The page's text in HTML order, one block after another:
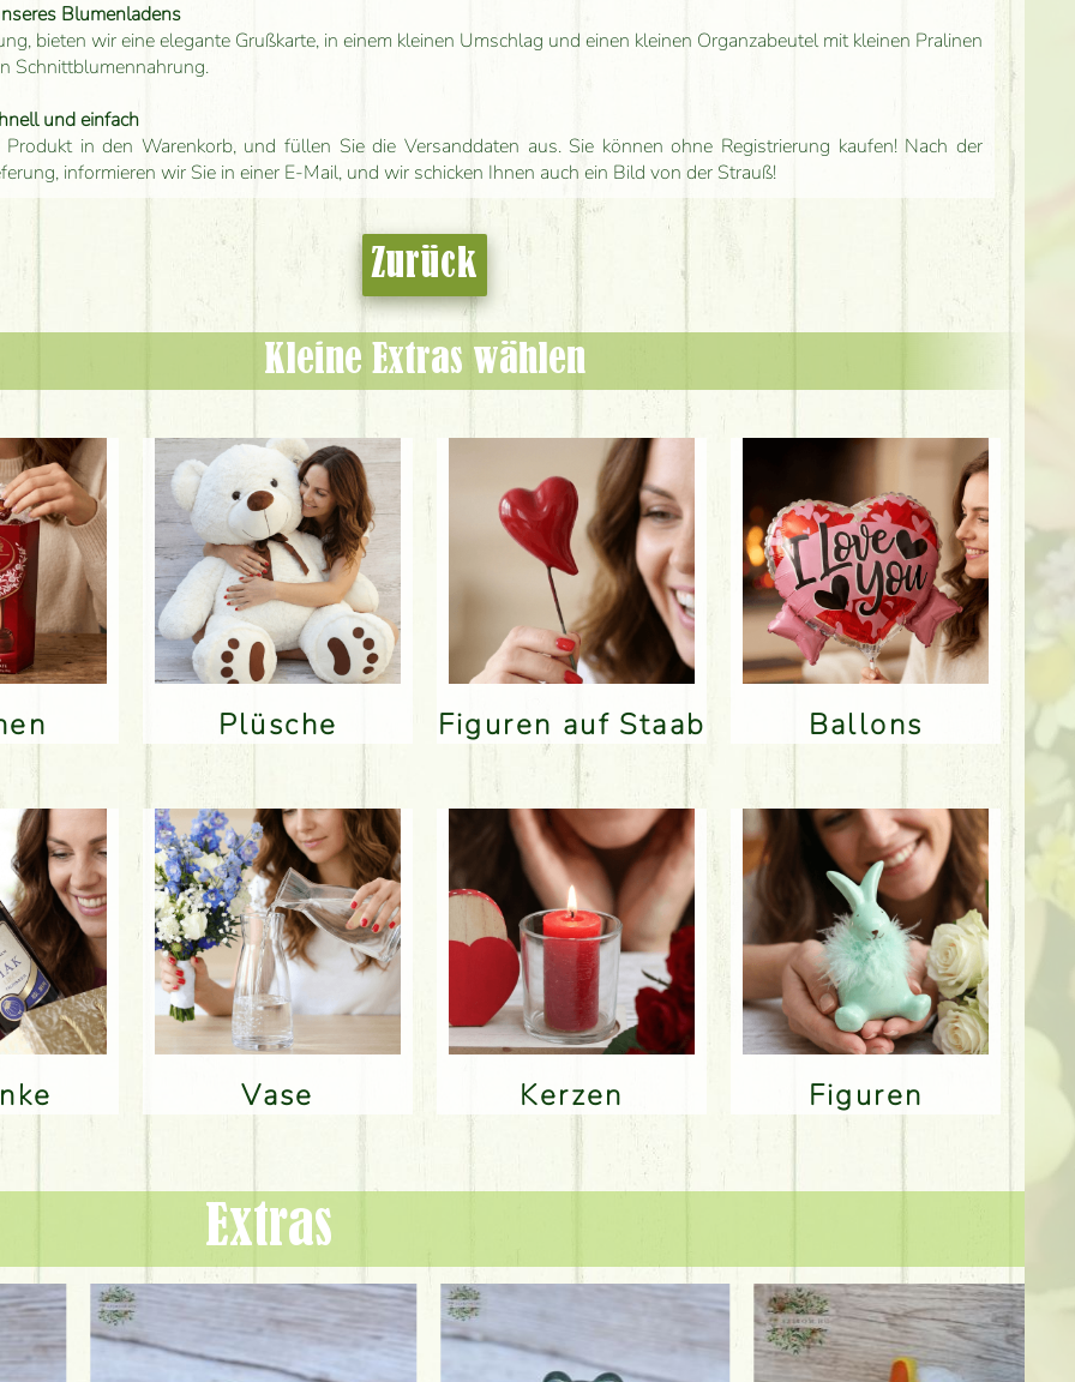
Blumenladens
bieten wir eine elegante Grußkarte, in einem kleinen Umschlag und einen kleinen Organzabeutel mit kleinen Pralinen
Schnittblumennahrung.
und einfach
in den Warenkorb, und füllen Sie die Versanddaten aus. Sie können ohne Registrierung kaufen! Nach der
informieren wir Sie in einer E-Mail, und wir schicken Ihnen auch ein Bild von der Strauß!
Zurück
Kleine Extras wählen
Plüsche Figuren auf Staab Ballons
Vase Kerzen Figuren
Extras